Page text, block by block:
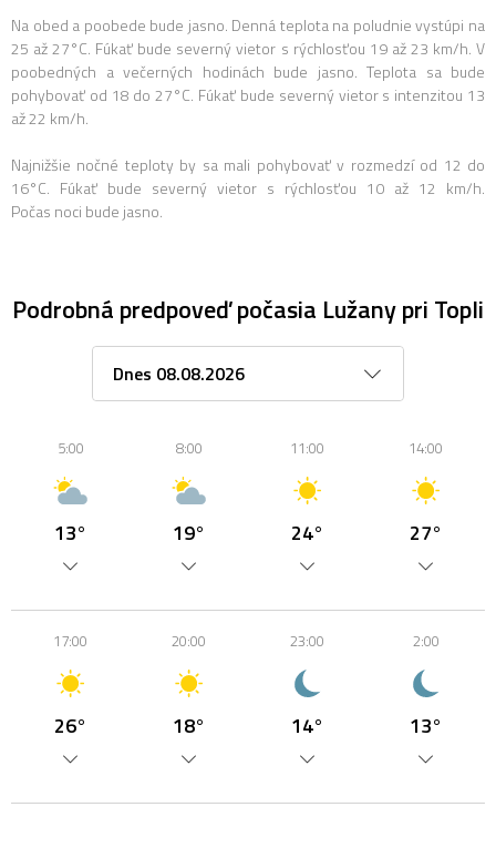
Na obed a poobede bude jasno. Denná teplota na poludnie vystúpi na
25 až 27°C. Fúkať bude severný vietor s rýchlosťou 19 až 23 km/h. V
poobedných a večerných hodinách bude jasno. Teplota sa bude
pohybovať od 18 do 27°C. Fúkať bude severný vietor s intenzitou 13
až 22 km/h.
Najnižšie nočné teploty by sa mali pohybovať v rozmedzí od 12 do
16°C. Fúkať bude severný vietor s rýchlosťou 10 až 12 km/h.
Počas noci bude jasno.
Podrobná predpoveď počasia Lužany pri Topli
5:00
13°
8:00
19°
11:00
24°
14:00
27°
17:00
26°
20:00
18°
23:00
14°
2:00
13°